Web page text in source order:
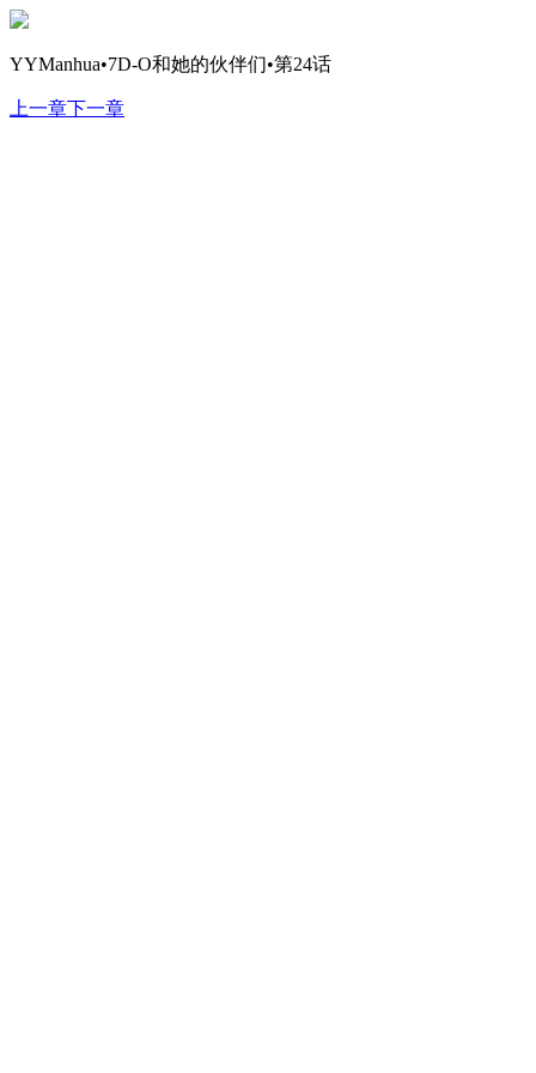
YYManhua•7D-O和她的伙伴们•第24话
上一章下一章